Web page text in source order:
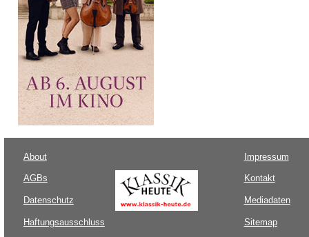
About
AGBs
Datenschutz
Haftungsausschluss
Impressum
Kontakt
Mediadaten
Sitemap